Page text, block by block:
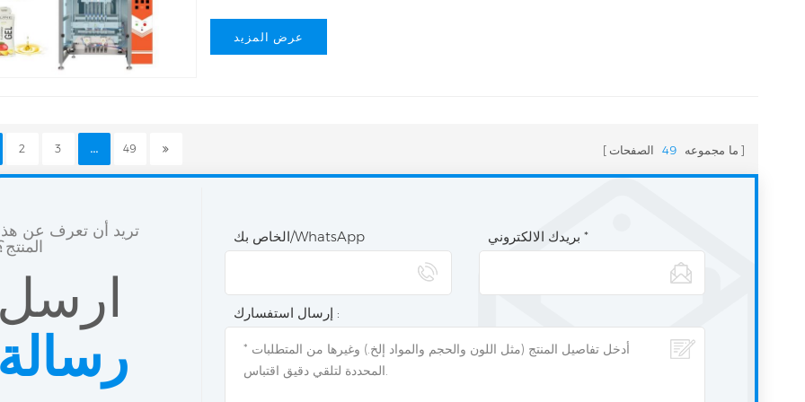
عرض المزيد
2 3 ... 49 ما مجموعه 49 الصفحات
تريد أن تعرف عن
الخاص بك/WhatsApp بريدك الالكتروني *
إرسال استفسارك :